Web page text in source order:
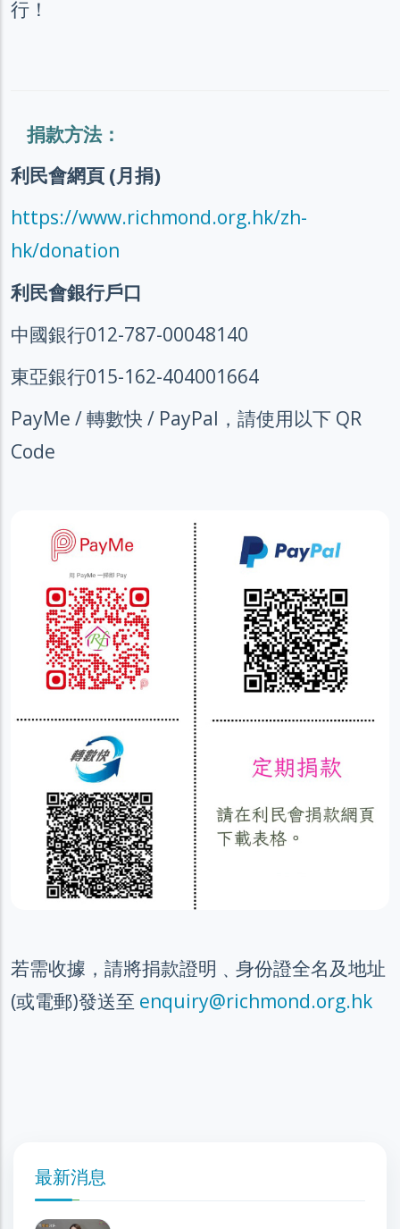
行！
捐款方法：
利民會網頁 (月捐)
https://www.richmond.org.hk/zh-
hk/donation
利民會銀行戶口
中國銀行012-787-00048140
東亞銀行015-162-404001664
PayMe / 轉數快 / PayPal，請使用以下 QR
Code
若需收據，請將捐款證明﹑身份證全名及地址
(或電郵)發送至 enquiry@richmond.org.hk
最新消息